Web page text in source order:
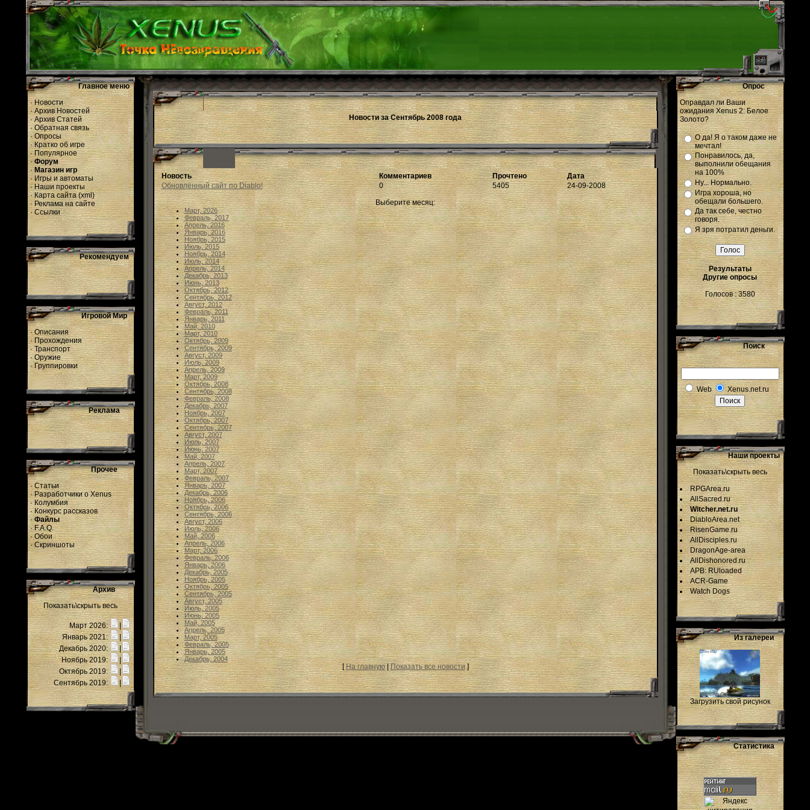
Главное меню
·Новости
·Архив Новостей
·Архив Статей
·Обратная связь
·Опросы
·Кратко об игре
· Популярное
· Форум
·Магазин игр
· Игры и автоматы
·Наши проекты
·Карта сайта(xml )
·Реклама на сайте
·Ссылки
Рекомендуем
Игровой Мир
·Описания
·Прохождения
·Транспорт
·Оружие
·Группировки
Реклама
Прочее
·Статьи
·Разработчики о Xenus
·Колумбия
·Конкурс рассказов
·Файлы
·F.A.Q.
· Обои
· Скриншоты
Архив
Показать\скрыть весь
Март 2026:
|
Январь 2021:
|
Декабрь 2020:
|
Ноябрь 2019:
Октябрь 2019:
Сентябрь 2019:
Новости за Сентябрь 2008 года
Новость Комментариев Прочтено
Дата
Обновлённый сайт по Diablo!
0 5405
24-09-2008
Выберите месяц:
Март, 2026
Февраль, 2017
Апрель, 2016
Январь, 2016
Ноябрь, 2015
Июль, 2015
Ноябрь, 2014
Июль, 2014
Апрель, 2014
Декабрь, 2013
Июнь, 2013
Октябрь, 2012
Сентябрь, 2012
Август, 2012
Февраль, 2011
Январь, 2011
Май, 2010
Март, 2010
Октябрь, 2009
Сентябрь, 2009
Август, 2009
Июль, 2009
Апрель, 2009
Март, 2009
Октябрь, 2008
Сентябрь, 2008
Февраль, 2008
Декабрь, 2007
Ноябрь, 2007
Октябрь, 2007
Сентябрь, 2007
Август, 2007
Июль, 2007
Июнь, 2007
Май, 2007
Апрель, 2007
Март, 2007
Февраль, 2007
Январь, 2007
Декабрь, 2006
Ноябрь, 2006
Октябрь, 2006
Сентябрь, 2006
Август, 2006
Июль, 2006
Май, 2006
Апрель, 2006
Март, 2006
Февраль, 2006
Январь, 2006
Декабрь, 2005
Ноябрь, 2005
Октябрь, 2005
Сентябрь, 2005
Август, 2005
Июль, 2005
Июнь, 2005
Май, 2005
Апрель, 2005
Март, 2005
Февраль, 2005
Январь, 2005
Декабрь, 2004
[На главную|Показать все новости]
Опрос
Оправдал ли Ваши
ожидания Xenus 2: Белое
Золото?
О да! Я о таком даже не
мечтал!
Понравилось, да,
выполнили обещания
на 100%
Ну... Нормально.
Игра хороша, но
обещали большего.
Да так себе, честно
говоря.
Я зря потратил деньги.
Результаты
Другие опросы
Голосов : 3580
Поиск
Web Xenus.net.ru
Наши проекты
Показать\скрыть весь
RPGArea.ru
AllSacred.ru
Witcher.net.ru
DiabloArea.net
RisenGame.ru
AllDisciples.ru
DragonAge-area
AllDishonored.ru
APB: RUloaded
ACR-Game
Watch Dogs
Из галереи
Загрузить свой рисунок
Статистика